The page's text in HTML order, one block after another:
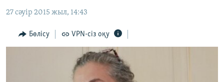
to
Navigation
Skip
ҚАҢТАР ОҚИҒАСЫ
АДАМ ҚҰҚЫҚТАРЫ
27 сәуір 2015 жыл, 14:43
Бөлісу VPN-сіз оқу